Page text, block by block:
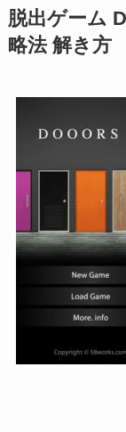
脱出ゲーム
略法 解き方